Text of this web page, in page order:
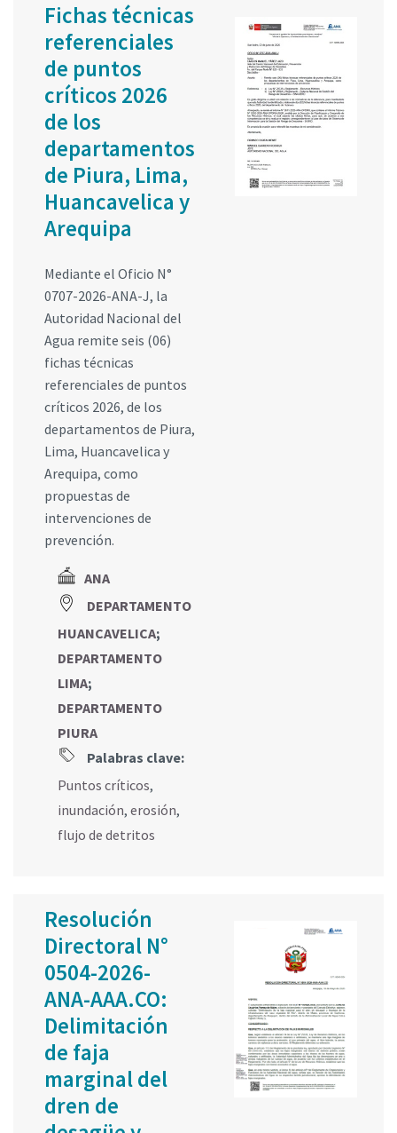
Fichas técnicas
referenciales
de puntos
críticos 2026
de los
departamentos
de Piura, Lima,
Huancavelica y
Arequipa
Mediante el Oficio N°
0707-2026-ANA-J, la
Autoridad Nacional del
Agua remite seis (06)
fichas técnicas
referenciales de puntos
críticos 2026, de los
departamentos de Piura,
Lima, Huancavelica y
Arequipa, como
propuestas de
intervenciones de
prevención.
ANA
DEPARTAMENTO
HUANCAVELICA;
DEPARTAMENTO
LIMA;
DEPARTAMENTO
PIURA
Palabras clave:
Puntos críticos,
inundación, erosión,
flujo de detritos
Resolución
Directoral N°
0504-2026-
ANA-AAA.CO:
Delimitación
de faja
marginal del
dren de